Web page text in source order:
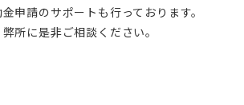
申請のサポートも行っております。
所に是非ご相談ください。